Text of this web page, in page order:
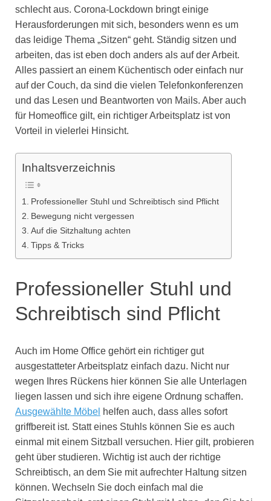
schlecht aus. Corona-Lockdown bringt einige
Herausforderungen mit sich, besonders wenn es um
das leidige Thema „Sitzen“ geht. Ständig sitzen und
arbeiten, das ist eben doch anders als auf der Arbeit.
Alles passiert an einem Küchentisch oder einfach nur
auf der Couch, da sind die vielen Telefonkonferenzen
und das Lesen und Beantworten von Mails. Aber auch
für Homeoffice gilt, ein richtiger Arbeitsplatz ist von
Vorteil in vielerlei Hinsicht.
Inhaltsverzeichnis
Professioneller Stuhl und Schreibtisch sind Pflicht
Bewegung nicht vergessen
Auf die Sitzhaltung achten
Tipps & Tricks
Professioneller Stuhl und
Schreibtisch sind Pflicht
Auch im Home Office gehört ein richtiger gut
ausgestatteter Arbeitsplatz einfach dazu. Nicht nur
wegen Ihres Rückens hier können Sie alle Unterlagen
liegen lassen und sich ihre eigene Ordnung schaffen.
Ausgewählte Möbel helfen auch, dass alles sofort
griffbereit ist. Statt eines Stuhls können Sie es auch
einmal mit einem Sitzball versuchen. Hier gilt, probieren
geht über studieren. Wichtig ist auch der richtige
Schreibtisch, an dem Sie mit aufrechter Haltung sitzen
können. Wechseln Sie doch einfach mal die